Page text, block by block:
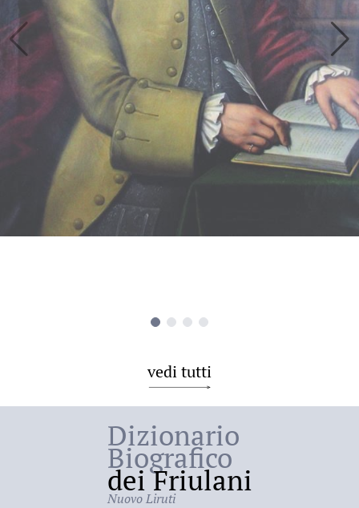
vedi tutti
Dizionario
Biografico
dei Friulani
Nuovo Liruti